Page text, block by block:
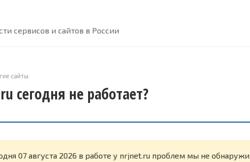
сервисов и сайтов в России
сайты
сегодня не работает?
07 августа 2026 в работе у nrjnet.ru проблем мы не